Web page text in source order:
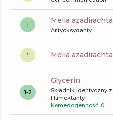
1 melia
Antyoksydanty
1 melia
1-2
glycerin
Składnik identyczny
Humektanty
Komedogenność: 0